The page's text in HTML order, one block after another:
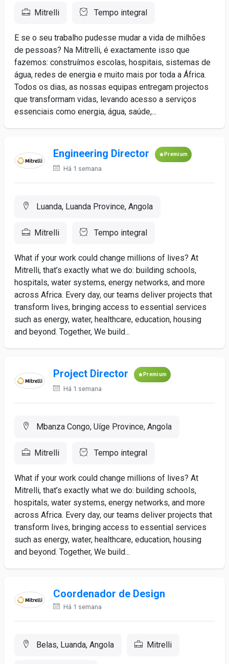
Mitrelli Tempo integral
E se o seu trabalho pudesse mudar a vida de milhões
de pessoas? Na Mitrelli, é exactamente isso que
fazemos: construímos escolas, hospitais, sistemas de
água, redes de energia e muito mais por toda a África.
Todos os dias, as nossas equipas entregam projectos
que transformam vidas, levando acesso a serviços
essenciais como energia, água, saúde,...
Engineering Director Premium
Há 1 semana
Luanda, Luanda Province, Angola
Mitrelli Tempo integral
What if your work could change millions of lives? At
Mitrelli, that’s exactly what we do: building schools,
hospitals, water systems, energy networks, and more
across Africa. Every day, our teams deliver projects that
transform lives, bringing access to essential services
such as energy, water, healthcare, education, housing
and beyond. Together, We build...
Project Director Premium
Há 1 semana
Mbanza Congo, Uíge Province, Angola
Mitrelli Tempo integral
What if your work could change millions of lives? At
Mitrelli, that’s exactly what we do: building schools,
hospitals, water systems, energy networks, and more
across Africa. Every day, our teams deliver projects that
transform lives, bringing access to essential services
such as energy, water, healthcare, education, housing
and beyond. Together, We build...
Coordenador de Design
Há 1 semana
Belas, Luanda, Angola Mitrelli